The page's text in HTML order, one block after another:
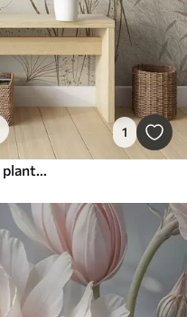
1
Ilustración monocroma de varias plantas y espiguillas de color beige con líneas y texturas delicadas y tenues